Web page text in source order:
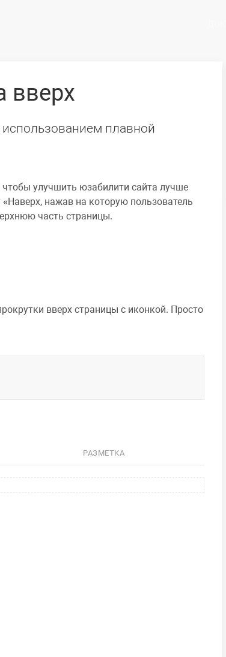
вверх
использованием плавной
улучшить юзабилити сайта лучше
Наверх, нажав на которую пользователь
часть страницы.
вверх страницы с иконкой. Просто
РАЗМЕТКА